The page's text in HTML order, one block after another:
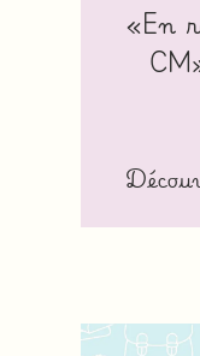
«En